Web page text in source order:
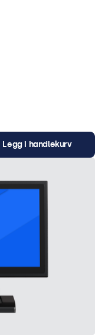
Legg i handlekurv